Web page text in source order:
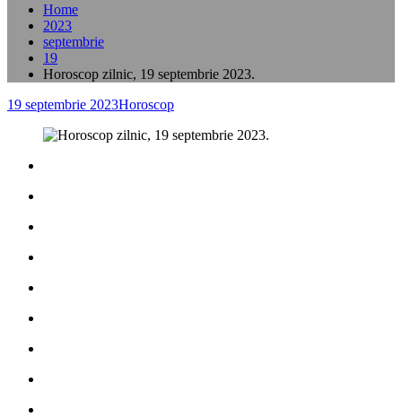
Home
2023
septembrie
19
Horoscop zilnic, 19 septembrie 2023.
19 septembrie 2023Horoscop